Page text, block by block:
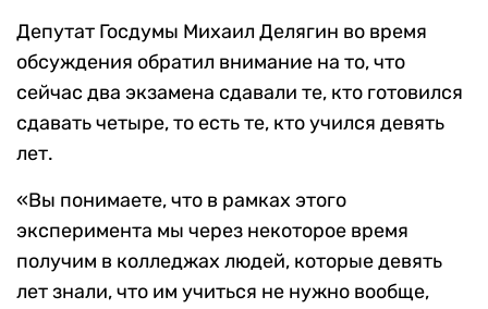
Депутат Госдумы Михаил Делягин во время
обсуждения обратил внимание на то, что
сейчас два экзамена сдавали те, кто готовился
сдавать четыре, то есть те, кто учился девять
лет.
«Вы понимаете, что в рамках этого
эксперимента мы через некоторое время
получим в колледжах людей, которые девять
лет знали, что им учиться не нужно вообще,